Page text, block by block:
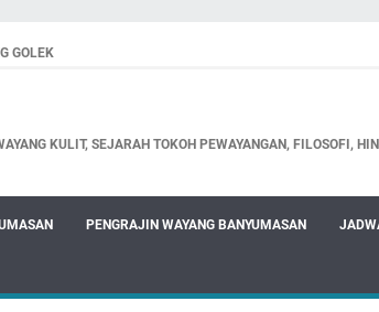
GOLEK
KULIT, SEJARAH TOKOH PEWAYANGAN, FILOSOFI,
PENGRAJIN WAYANG BANYUMASAN